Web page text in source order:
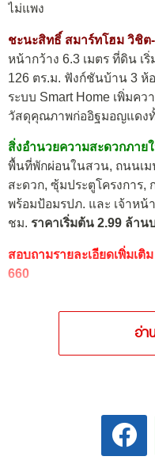
ไม่แพง
ชะนะสิทธิ์ สมาร์ทโฮม วิชิต
หน้ากว้าง 6.3 เมตร ที่ดิน เ
126 ตร.ม. ฟังก์ชันบ้าน 3 ห้
ระบบ Smart Home เพิ่มค
วัสดุคุณภาพก่ออิฐมอญแดงทั้
สิ่งอำนวยความสะดวกภาย
พื้นที่พักผ่อนในสวน, ถนนเม
สะดวก, ซุ้มประตูโครงการ,
พร้อมป้อมรปภ. และ เจ้าห
ชม. ราคาเริ่มต้น 2.99 ล้าน
สอบถามรายละเอียดเพิ่มเติ
660
อ่า